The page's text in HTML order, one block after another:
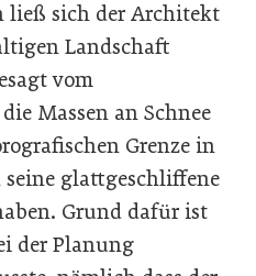
ließ sich der Architekt
Landschaft
vom
Massen an Schnee
Grenze in
seine glattgeschliffene
Grund dafür ist
der Planung